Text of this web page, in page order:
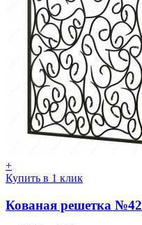
+
Купить в 1 клик
Кованая решетка №42